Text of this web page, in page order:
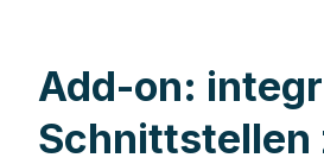
Add-on:
Schnittstellen